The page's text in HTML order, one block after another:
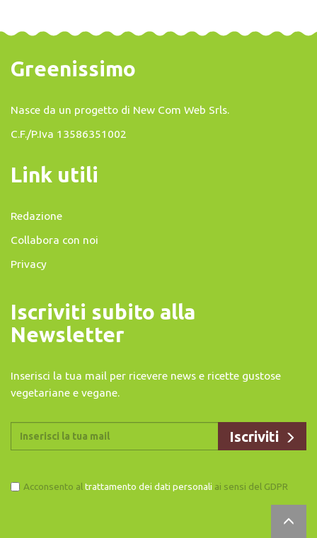
Greenissimo
Nasce da un progetto di New Com Web Srls.
C.F./P.Iva 13586351002
Link utili
Redazione
Collabora con noi
Privacy
Iscriviti subito alla
Newsletter
Inserisci la tua mail per ricevere news e ricette gustose
vegetariane e vegane.
Acconsento al trattamento dei dati personali ai sensi del GDPR